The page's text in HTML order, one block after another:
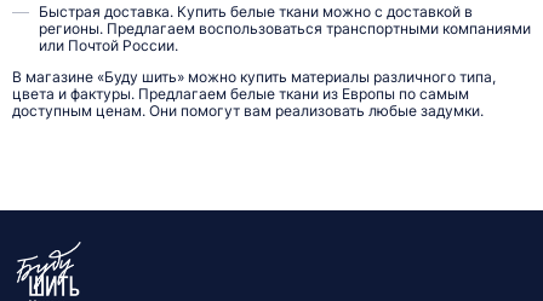
Быстрая доставка. Купить белые ткани можно с доставкой в
регионы. Предлагаем воспользоваться транспортными компаниями
или Почтой России.
В магазине «Буду шить» можно купить материалы различного типа,
цвета и фактуры. Предлагаем белые ткани из Европы по самым
доступным ценам. Они помогут вам реализовать любые задумки.